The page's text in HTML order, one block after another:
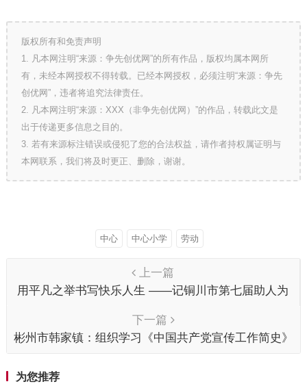
版权所有和免责声明
1. 凡本网注明“来源：争先创优网”的所有作品，版权均属本网所
有，未经本网授权不得转载。已经本网授权，必须注明“来源：争先
创优网”，违者将追究法律责任。
2. 凡本网注明“来源：XXX（非争先创优网）”的作品，转载此文是
出于传递更多信息之目的。
3. 若有来源标注错误或侵犯了您的合法权益，请作者持权属证明与
本网联系，我们将及时更正、删除，谢谢。
中心 中心小学 劳动
上一篇
用平凡之举书写快乐人生 ——记铜川市第七届助人为
下一篇
彬州市韩家镇：组织学习《中国共产党宣传工作简史》
为您推荐